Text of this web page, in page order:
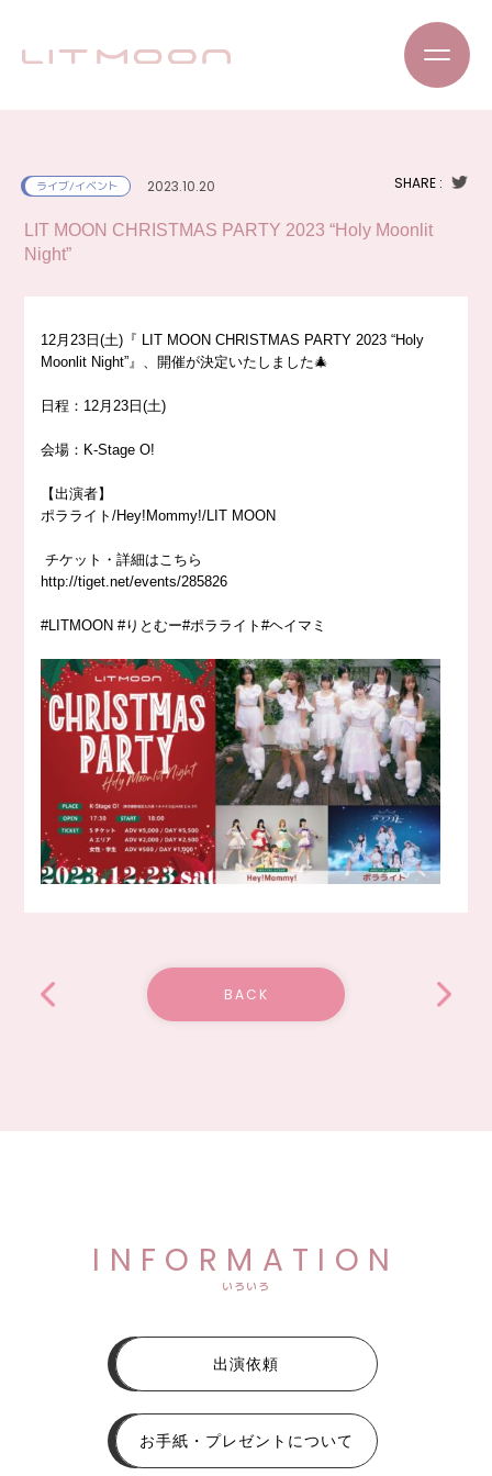
ライブ/イベント 2023.10.20 SHARE :
LIT MOON CHRISTMAS PARTY 2023 “Holy Moonlit
Night”
12月23日(土)『 LIT MOON CHRISTMAS PARTY 2023 “Holy
Moonlit Night”』、開催が決定いたしました🎄
日程：12月23日(土)
会場：K-Stage O!
【出演者】
ポラライト/Hey!Mommy!/LIT MOON
チケット・詳細はこちら
http://tiget.net/events/285826
#LITMOON #りとむー#ポラライト#ヘイマミ
BACK
INFORMATION
いろいろ
出演依頼
お手紙・プレゼントについて